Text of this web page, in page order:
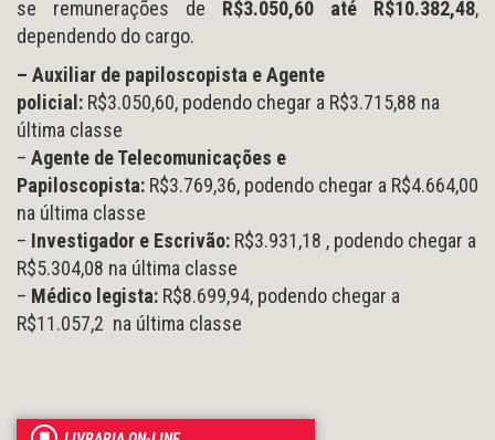
se remunerações de R$3.050,60 até R$10.382,48,
dependendo do cargo.
– Auxiliar de papiloscopista e Agente
policial: R$3.050,60, podendo chegar a R$3.715,88 na
última classe
– Agente de Telecomunicações e
Papiloscopista: R$3.769,36, podendo chegar a R$4.664,00
na última classe
– Investigador e Escrivão: R$3.931,18 , podendo chegar a
R$5.304,08 na última classe
– Médico legista: R$8.699,94, podendo chegar a
R$11.057,2 na última classe